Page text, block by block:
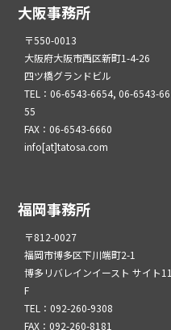
大阪事務所
〒550-0013
大阪府大阪市西区新町1-4-26
四ツ橋グランドビル
TEL：06-6543-6654, 06-6543-66
55
FAX：06-6543-6660
info[at]tatosa.com
福岡事務所
〒812-0027
福岡市博多区下川端町2-1
博多リバレインイースト サイト11
F
TEL：092-260-9308
FAX：092-260-8181